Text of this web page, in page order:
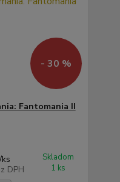
- 30 %
Fantomania II
ks
DPH
Skladom
1 ks